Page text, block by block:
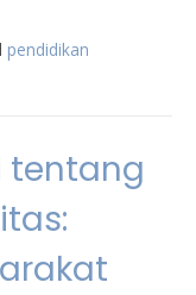
pendidikan
tentang